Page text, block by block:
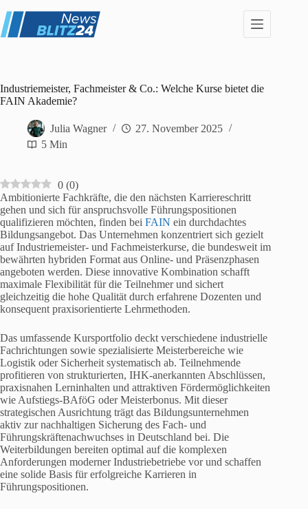
Inhalt
springen
Industriemeister, Fachmeister & Co.: Welche Kurse bietet die
FAIN Akademie?
Julia Wagner
27. November 2025
5 Min
0 (0)
Ambitionierte Fachkräfte, die den nächsten Karriereschritt
gehen und sich für anspruchsvolle Führungspositionen
qualifizieren möchten, finden bei FAIN ein durchdachtes
Bildungsangebot. Das Unternehmen konzentriert sich gezielt
auf Industriemeister- und Fachmeisterkurse, die bundesweit im
bewährten hybriden Format aus Online- und Präsenzphasen
angeboten werden. Diese innovative Kombination schafft
maximale Flexibilität für die Teilnehmer und sichert
gleichzeitig die hohe Qualität durch erfahrene Dozenten und
konsequent praxisorientierte Lehrmethoden.
Das umfassende Kursportfolio deckt verschiedene industrielle
Fachrichtungen sowie spezialisierte Meisterbereiche wie
Logistik oder Sicherheit systematisch ab. Teilnehmende
profitieren von strukturierten, IHK-anerkannten Abschlüssen,
praxisnahen Lerninhalten und attraktiven Fördermöglichkeiten
wie Aufstiegs-BAföG oder Meisterbonus. Mit dieser
strategischen Ausrichtung trägt das Bildungsunternehmen
aktiv zur nachhaltigen Sicherung des Fach- und
Führungskräftenachwuchses in Deutschland bei. Die
Weiterbildungen bereiten optimal auf die komplexen
Anforderungen moderner Industriebetriebe vor und schaffen
eine solide Basis für erfolgreiche Karrieren in
Führungspositionen.